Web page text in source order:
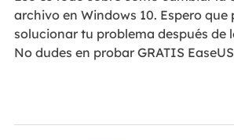
archivo en Windows 10. Espero que
solucionar tu problema después de
No dudes en probar GRATIS